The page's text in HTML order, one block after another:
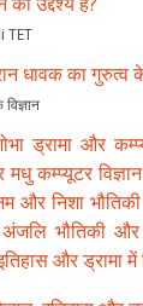
TET
धावक का गुरुत्व
ड्रामा और
कम्प्यूटर
और निशा
भौतिकी
और ड्रामा में